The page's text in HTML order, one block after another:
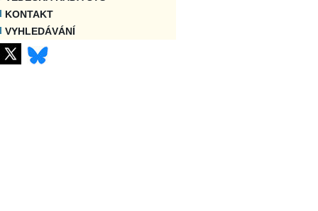
KONTAKT
VYHLEDÁVÁNÍ